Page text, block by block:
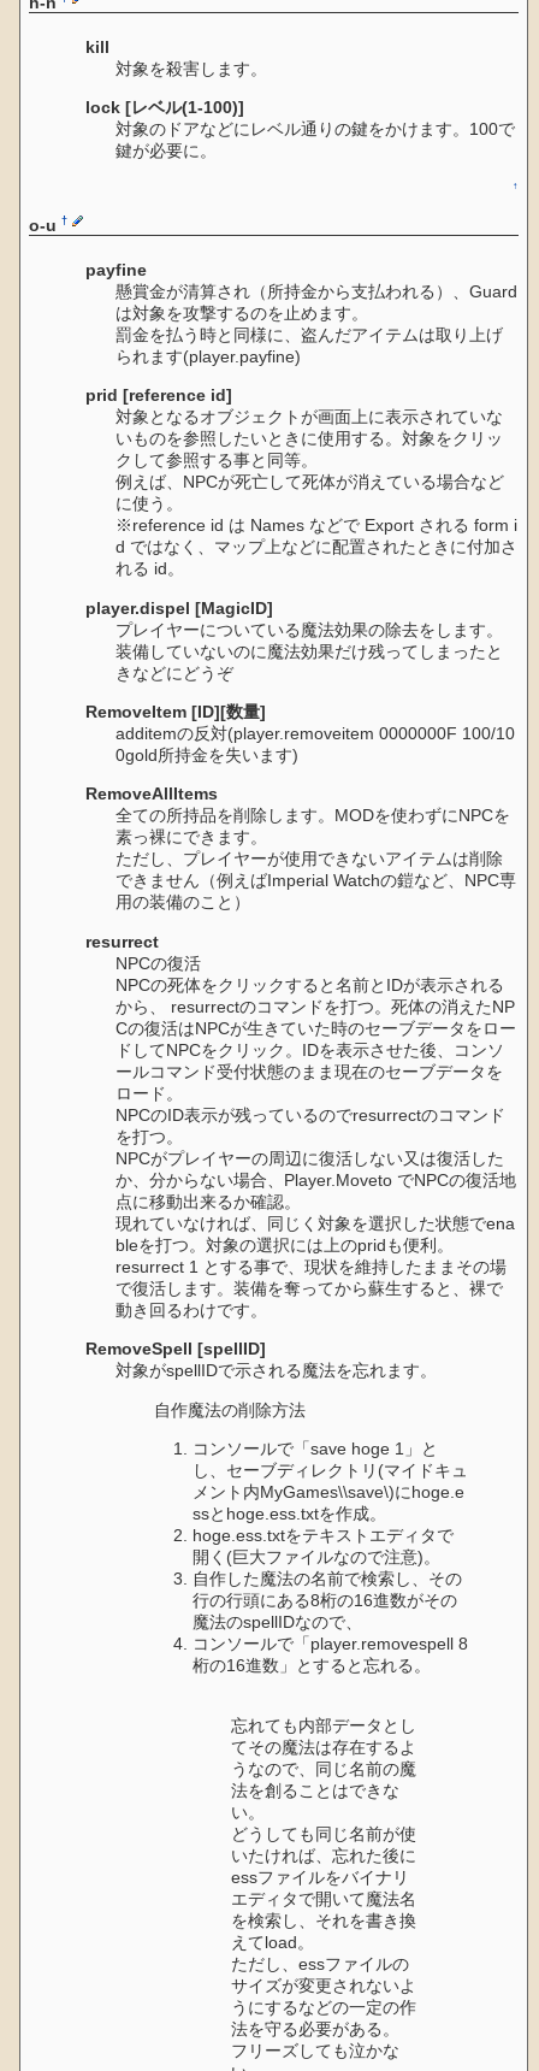
kill
対象を殺害します。
lock [レベル(1-100)]
対象のドアなどにレベル通りの鍵をかけます。100で
鍵が必要に。
↑
o-u†
payfine
懸賞金が清算され（所持金から支払われる）、Guard
は対象を攻撃するのを止めます。
罰金を払う時と同様に、盗んだアイテムは取り上げ
られます(player.payfine)
prid [reference id]
対象となるオブジェクトが画面上に表示されていな
いものを参照したいときに使用する。対象をクリッ
クして参照する事と同等。
例えば、NPCが死亡して死体が消えている場合など
に使う。
※reference id は Names などで Export される form i
d ではなく、マップ上などに配置されたときに付加さ
れる id。
player.dispel [MagicID]
プレイヤーについている魔法効果の除去をします。
装備していないのに魔法効果だけ残ってしまったと
きなどにどうぞ
RemoveItem [ID][数量]
additemの反対(player.removeitem 0000000F 100/10
0gold所持金を失います)
RemoveAllItems
全ての所持品を削除します。MODを使わずにNPCを
素っ裸にできます。
ただし、プレイヤーが使用できないアイテムは削除
できません（例えばImperial Watchの鎧など、NPC専
用の装備のこと）
resurrect
NPCの復活
NPCの死体をクリックすると名前とIDが表示される
から、 resurrectのコマンドを打つ。死体の消えたNP
Cの復活はNPCが生きていた時のセーブデータをロー
ドしてNPCをクリック。IDを表示させた後、コンソ
ールコマンド受付状態のまま現在のセーブデータを
ロード。
NPCのID表示が残っているのでresurrectのコマンド
を打つ。
NPCがプレイヤーの周辺に復活しない又は復活した
か、分からない場合、Player.Moveto でNPCの復活地
点に移動出来るか確認。
現れていなければ、同じく対象を選択した状態でena
bleを打つ。対象の選択には上のpridも便利。
resurrect 1 とする事で、現状を維持したままその場
で復活します。装備を奪ってから蘇生すると、裸で
動き回るわけです。
RemoveSpell [spellID]
対象がspellIDで示される魔法を忘れます。
自作魔法の削除方法
コンソールで「save hoge 1」と
し、セーブディレクトリ(マイドキュ
メント内MyGames\\save\)にhoge.e
ssとhoge.ess.txtを作成。
hoge.ess.txtをテキストエディタで
開く(巨大ファイルなので注意)。
自作した魔法の名前で検索し、その
行の行頭にある8桁の16進数がその
魔法のspellIDなので、
コンソールで「player.removespell 8
桁の16進数」とすると忘れる。
忘れても内部データとし
てその魔法は存在するよ
うなので、同じ名前の魔
法を創ることはできな
い。
どうしても同じ名前が使
いたければ、忘れた後に
essファイルをバイナリ
エディタで開いて魔法名
を検索し、それを書き換
えてload。
ただし、essファイルの
サイズが変更されないよ
うにするなどの一定の作
法を守る必要がある。
フリーズしても泣かな